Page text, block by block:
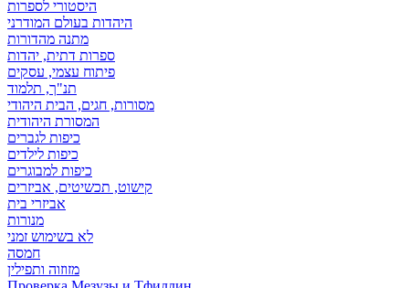
היסטורי לספרות
היהדות בעולם המודרני
מתנה מהדורות
ספרות דתית, יהדות
פיתוח עצמי, עסקים
תנ"ך, תלמוד
מסורות, חגים, הבית היהודי
המסורת היהודית
כיפות לגברים
כיפות לילדים
כיפות למבוגרים
קישוט, תכשיטים, אביזרים
אביזרי בית
מנורות
לא בשימוש זמני
חמסה
מזוזוה ותפילין